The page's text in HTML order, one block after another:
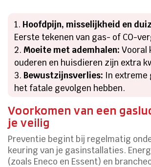
Hoofdpijn, misselijkheid en
Eerste tekenen van gas- of CO-
Moeite met ademhalen: Vooral
ouderen en huisdieren zijn extra
Bewustzijnsverlies: In extreme
het fatale gevolgen hebben.
Voorkomen van een
je veilig
Preventie begint bij regelmatig
keuring van je gasinstallaties.
(zoals Eneco en Essent) en